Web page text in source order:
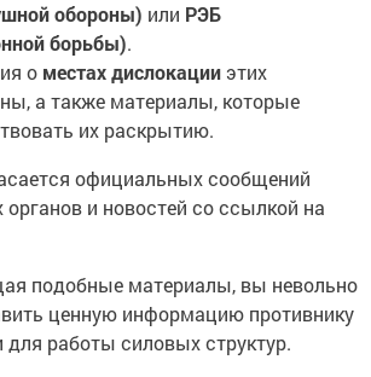
обороны) или РЭБ
борьбы).
о местах дислокации этих
а также материалы, которые
их раскрытию.
официальных сообщений
органов и новостей со ссылкой на
подобные материалы, вы невольно
ценную информацию противнику
для работы силовых структур.